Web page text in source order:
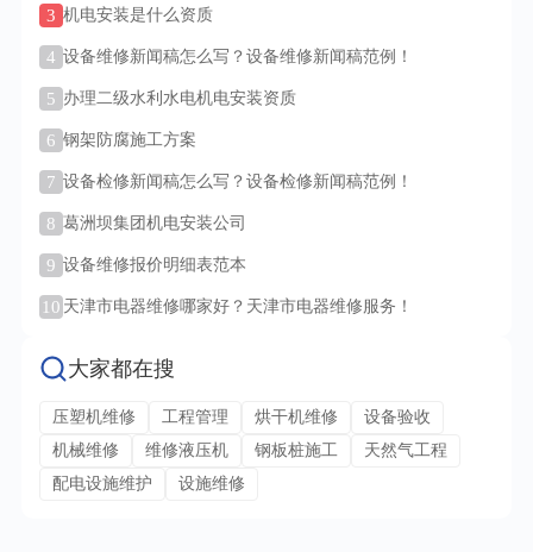
3 机电安装是什么资质
4 设备维修新闻稿怎么写？设备维修新闻稿范例！
5 办理二级水利水电机电安装资质
6 钢架防腐施工方案
7 设备检修新闻稿怎么写？设备检修新闻稿范例！
8 葛洲坝集团机电安装公司
9 设备维修报价明细表范本
10 天津市电器维修哪家好？天津市电器维修服务！
大家都在搜
压塑机维修 工程管理 烘干机维修
设备验收
机械维修
维修液压机 钢板桩施工
天然气工程
配电设施维护
设施维修